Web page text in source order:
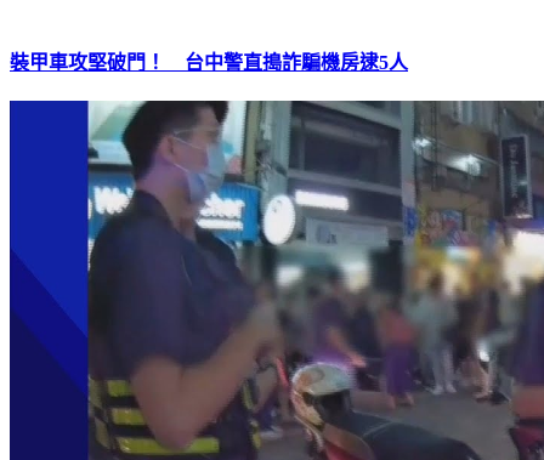
裝甲車攻堅破門！ 台中警直搗詐騙機房逮5人